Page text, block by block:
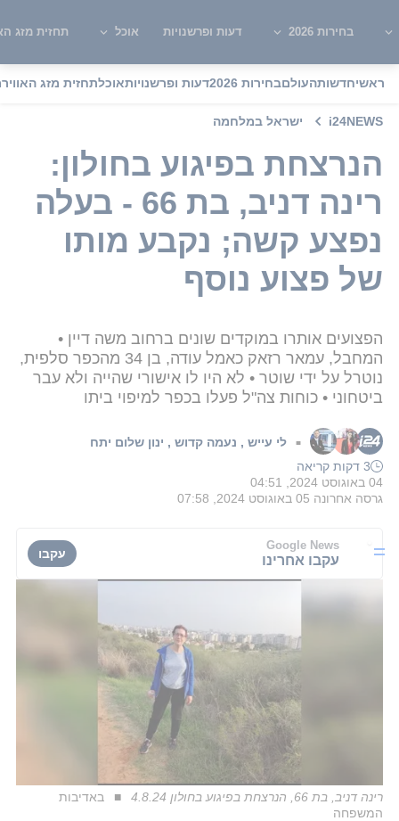
בחירות 2026 דעות ופרשנויות אוכל תחזית מזג
ראשיחדשותהעולםבחירות 2026 דעות ופרשנויותאוכלתחזית מזג האוויר
i24NEWS ישראל במלחמה
הנרצחת בפיגוע בחולון:
רינה דניב, בת 66 - בעלה
נפצע קשה; נקבע מותו
של פצוע נוסף
הפצועים אותרו במוקדים שונים ברחוב משה דיין •
המחבל, עמאר רזאק כאמל עודה, בן 34 מהכפר סלפית,
נוטרל על ידי שוטר • לא היו לו אישורי שהייה ולא עבר
ביטחוני • כוחות צה"ל פעלו בכפר למיפוי ביתו
■ לי עייש , נעמה קדוש , ינון שלום יתח
3 דקות קריאה
04 באוגוסט 2024, 04:51
גרסה אחרונה 05 באוגוסט 2024, 07:58
Google News
עקבו אחרינו עקבו
רינה דניב, בת 66, הנרצחת בפיגוע בחולון 4.8.24
באדיבות
המשפחה